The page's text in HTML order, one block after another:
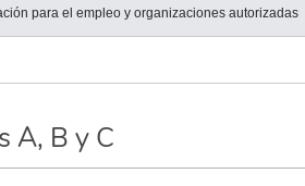
para el empleo y organizaciones autorizadas
A, B y C